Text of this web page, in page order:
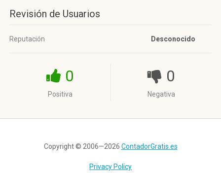
Revisión de Usuarios
Reputación Desconocido
0
Positiva
0
Negativa
Copyright © 2006—2026 ContadorGratis.es
Privacy Policy